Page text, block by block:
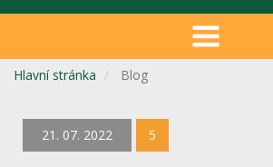
Hlavní stránka Blog
21. 07. 2022 5